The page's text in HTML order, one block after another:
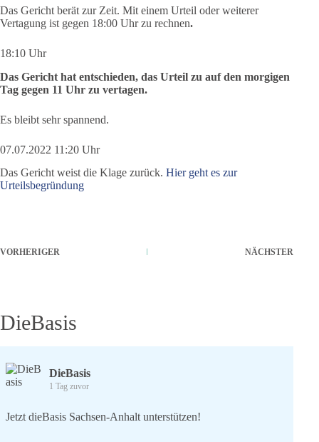
Das Gericht berät zur Zeit. Mit einem Urteil oder weiterer
Vertagung ist gegen 18:00 Uhr zu rechnen.
18:10 Uhr
Das Gericht hat entschieden, das Urteil zu auf den morgigen
Tag gegen 11 Uhr zu vertagen.
Es bleibt sehr spannend.
07.07.2022 11:20 Uhr
Das Gericht weist die Klage zurück. Hier geht es zur
Urteilsbegründung
VORHERIGER NÄCHSTER
DieBasis
DieBasis
1 Tag zuvor
Jetzt dieBasis Sachsen-Anhalt unterstützen!